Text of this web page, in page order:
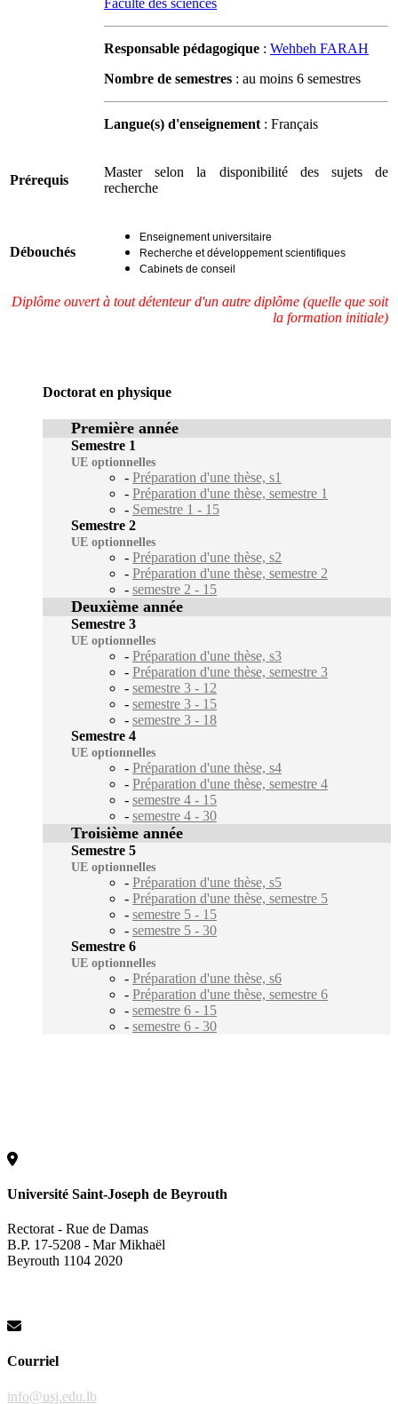
Responsable pédagogique : Wehbeh FARAH
Nombre de semestres : au moins 6 semestres
Langue(s) d'enseignement : Français
Prérequis
Master selon la disponibilité des sujets de
recherche
Débouchés
Enseignement universitaire
Recherche et développement scientifiques
Cabinets de conseil
Diplôme ouvert à tout détenteur d'un autre diplôme (quelle que soit
la formation initiale)
Doctorat en physique
Première année
Semestre 1
UE optionnelles
- Préparation d'une thèse, s1
- Préparation d'une thèse, semestre 1
- Semestre 1 - 15
Semestre 2
UE optionnelles
- Préparation d'une thèse, s2
- Préparation d'une thèse, semestre 2
- semestre 2 - 15
Deuxième année
Semestre 3
UE optionnelles
- Préparation d'une thèse, s3
- Préparation d'une thèse, semestre 3
- semestre 3 - 12
- semestre 3 - 15
- semestre 3 - 18
Semestre 4
UE optionnelles
- Préparation d'une thèse, s4
- Préparation d'une thèse, semestre 4
- semestre 4 - 15
- semestre 4 - 30
Troisième année
Semestre 5
UE optionnelles
- Préparation d'une thèse, s5
- Préparation d'une thèse, semestre 5
- semestre 5 - 15
- semestre 5 - 30
Semestre 6
UE optionnelles
- Préparation d'une thèse, s6
- Préparation d'une thèse, semestre 6
- semestre 6 - 15
- semestre 6 - 30
Université Saint-Joseph de Beyrouth
Rectorat - Rue de Damas
B.P. 17-5208 - Mar Mikhaël
Beyrouth 1104 2020
Courriel
info@usj.edu.lb